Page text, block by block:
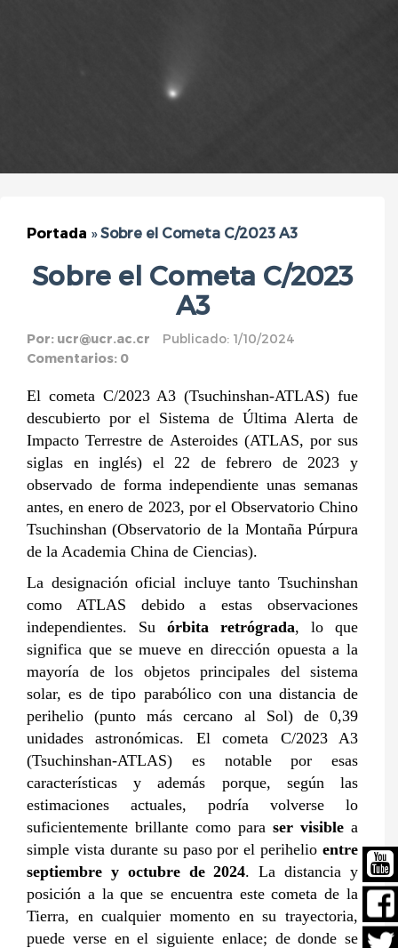
Portada »Sobre el Cometa C/2023 A3
Sobre el Cometa C/2023
A3
Por: ucr@ucr.ac.cr
Publicado: 1/10/2024
Comentarios: 0
El cometa C/2023 A3 (Tsuchinshan-ATLAS) fue
descubierto por el Sistema de Última Alerta de
Impacto Terrestre de Asteroides (ATLAS, por sus
siglas en inglés) el 22 de febrero de 2023 y
observado de forma independiente unas semanas
antes, en enero de 2023, porel Observatorio Chino
Tsuchinshan (Observatorio de la Montaña Púrpura
de la Academia China de Ciencias).
La designación oficial incluye tanto Tsuchinshan
como ATLAS debido a estas observaciones
independientes. Su órbita retrógrada, lo que
significa que se mueve en dirección opuesta a la
mayoría de los objetos principales del sistema
solar, es de tipo parabólico con una distancia de
perihelio(punto más cercano al Sol) de 0,39
unidades astronómicas. El cometa C/2023 A3
(Tsuchinshan-ATLAS) es notablepor esas
característicasyademás porque, según las
estimaciones actuales, podría volverse lo
suficientemente brillante como para ser visible a
simple vista durante su paso por el perihelio entre
septiembre y octubre de 2024. La distancia y
posición a la que se encuentra este cometa de la
Tierra, en cualquier momento en su trayectoria,
puede verse en el siguiente enlace; de donde se